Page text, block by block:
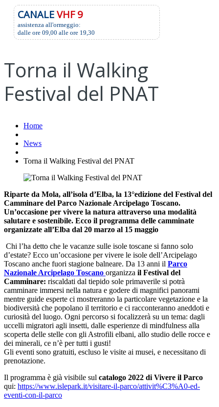
CANALEVHF 9
assistenza all'ormeggio:
dalle ore 09,00 alle ore 19,30
Torna il Walking
Festival del PNAT
Home
News
Torna il Walking Festival del PNAT
Riparte da Mola, all’isola d’Elba, la 13°edizione del Festival del
Camminare del Parco Nazionale Arcipelago Toscano.
Un’occasione per vivere la natura attraverso una modalità
salutare e sostenibile. Ecco il programma delle camminate
organizzate all’Elba dal 20 marzo al 15 maggio
Chi l’ha detto che le vacanze sulle isole toscane si fanno solo
d’estate? Ecco un’occasione per vivere le isole dell’Arcipelago
Toscano anche fuori stagione balneare. Da 13 anni il Parco
Nazionale Arcipelago Toscano organizza il Festival del
Camminare: riscaldati dal tiepido sole primaverile si potrà
camminare immersi nella natura e godere di magnifici panorami
mentre guide esperte ci mostreranno la particolare vegetazione e la
biodiversità che popolano il territorio e ci racconteranno aneddoti e
curiosità del luogo. Ogni percorso si focalizzerà su un tema: dagli
uccelli migratori agli insetti, dalle esperienze di mindfulness alla
scoperta delle stelle con gli Astrofili elbani, allo studio delle rocce e
dei minerali, ce n’è per tutti i gusti!
Gli eventi sono gratuiti, escluso le visite ai musei, e necessitano di
prenotazione.
Il programma è già visibile sul catalogo 2022 di Vivere il Parco
qui: https://www.islepark.it/visitare-il-parco/attivit%C3%A0-ed-
eventi-con-il-parco